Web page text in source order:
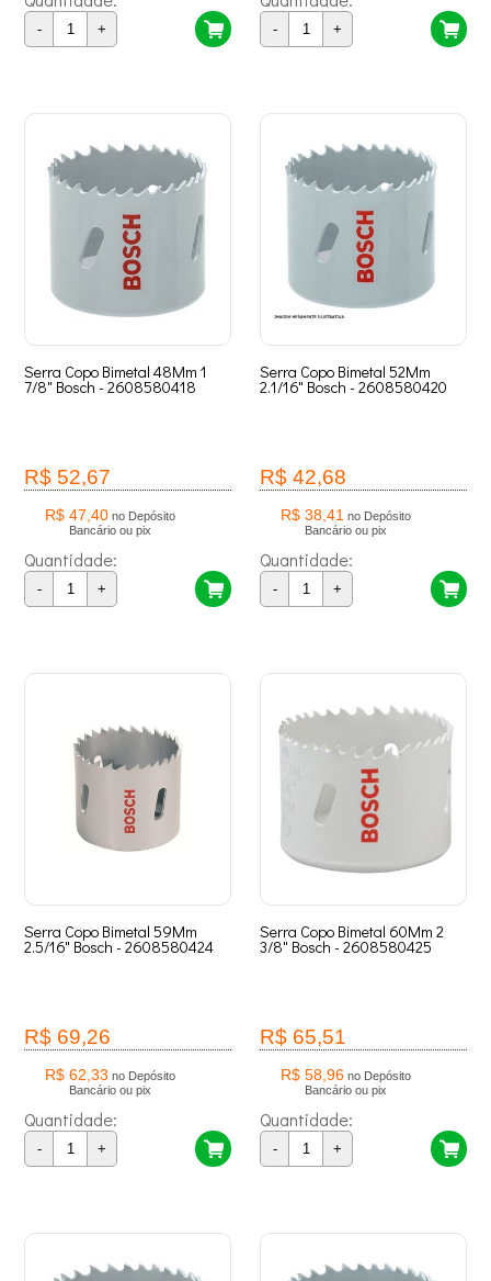
- + - +
Serra Copo Bimetal 48Mm 1
7/8" Bosch - 2608580418
R$ 52,67
R$ 47,40 no Depósito
Bancário ou pix
Quantidade:
- +
Serra Copo Bimetal 52Mm
2.1/16" Bosch - 2608580420
R$ 42,68
R$ 38,41 no Depósito
Bancário ou pix
Quantidade:
- +
Serra Copo Bimetal 59Mm
2.5/16" Bosch - 2608580424
R$ 69,26
R$ 62,33 no Depósito
Bancário ou pix
Quantidade:
- +
Serra Copo Bimetal 60Mm 2
3/8" Bosch - 2608580425
R$ 65,51
R$ 58,96 no Depósito
Bancário ou pix
Quantidade:
- +